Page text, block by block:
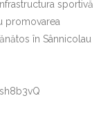
sportivă
promovarea
în Sânnicolau